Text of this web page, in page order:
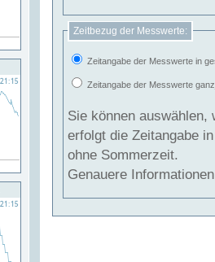
Zeitbezug der Messwerte:
Zeitangabe der Messwerte in
Zeitangabe der Messwerte
Sie können auswählen,
erfolgt die Zeitangabe
ohne Sommerzeit.
Genauere